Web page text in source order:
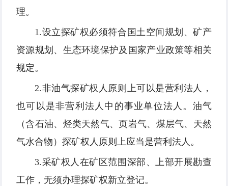
理。
1.设立探矿权必须符合国土空间规划、矿产
资源规划、生态环境保护及国家产业政策等相关
规定。
2.非油气探矿权人原则上可以是营利法人，
也可以是非营利法人中的事业单位法人。油气
（含石油、烃类天然气、页岩气、煤层气、天然
气水合物）探矿权人原则上应当是营利法人。
3.采矿权人在矿区范围深部、上部开展勘查
工作，无须办理探矿权新立登记。